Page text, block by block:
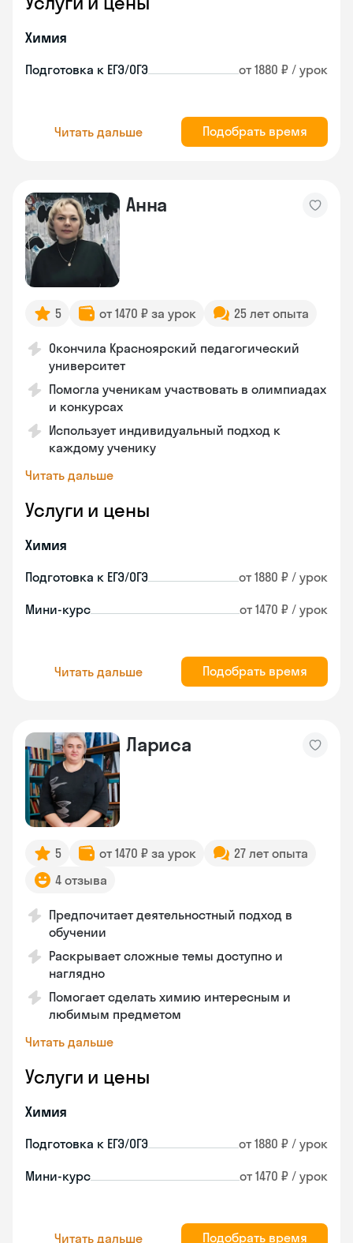
Химия
Подготовка к ЕГЭ/ОГЭ от 1880 ₽ / урок
Читать дальше Подобрать время
Анна
5 от 1470 ₽ за урок 25 лет опыта
Окончила Красноярский педагогический
университет
Помогла ученикам участвовать в олимпиадах
и конкурсах
Использует индивидуальный подход к
каждому ученику
Читать дальше
Услуги и цены
Химия
Подготовка к ЕГЭ/ОГЭ от 1880 ₽ / урок
Мини-курс от 1470 ₽ / урок
Читать дальше Подобрать время
Лариса
5 от 1470 ₽ за урок
27 лет опыта
4 отзыва
Предпочитает деятельностный подход в
обучении
Раскрывает сложные темы доступно и
наглядно
Помогает сделать химию интересным и
любимым предметом
Читать дальше
Услуги и цены
Химия
Подготовка к ЕГЭ/ОГЭ от 1880 ₽ / урок
Мини-курс от 1470 ₽ / урок
Читать дальше Подобрать время